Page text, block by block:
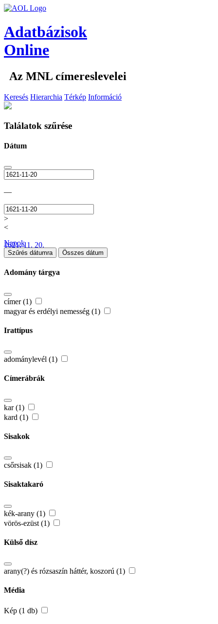
Adatbázisok
Online
Az MNL címereslevelei
Keresés Hierarchia Térkép Információ
Találatok szűrése
Dátum
—
>
<
1621. 11. 20.
Napok
Szűrés dátumra Összes dátum
Adomány tárgya
címer (1)
magyar és erdélyi nemesség (1)
Irattípus
adománylevél (1)
Címerábrák
kar (1)
kard (1)
Sisakok
csőrsisak (1)
Sisaktakaró
kék-arany (1)
vörös-ezüst (1)
Külső dísz
arany(?) és rózsaszín háttér, koszorú (1)
Média
Kép (1 db)